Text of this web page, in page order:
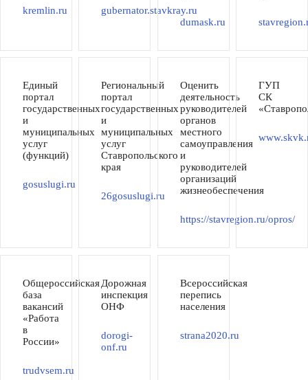
kremlin.ru gubernator.stavkray.ru
dumask.ru
Единый
портал
государственных
и
муниципальных
услуг
(функций)
gosuslugi.ru
Региональный
портал
государственных
и
муниципальных
услуг
Ставропольского
края
26gosuslugi.ru
Оценить
деятельность
руководителей
органов
местного
самоуправления
и
руководителей
организаций
жизнеобеспечения
https://stavregion.ru/opros/
ГУП
СК
Общероссийская
база
вакансий
«Работа
в
России»
trudvsem.ru
Дорожная
инспекция
ОНФ
dorogi-
onf.ru
Всероссийская
перепись
населения
strana2020.ru